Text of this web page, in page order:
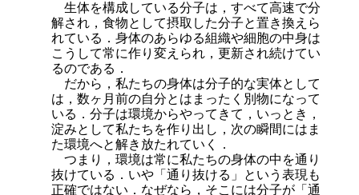
生体を構成している分子は，すべて高速で分
解され，食物として摂取した分子と置き換 えら
れている．身体のあらゆる組織や細胞の中身は
こうして常に作り変えられ，更新され続けてい
るのである．
だから，私たちの身体は分子的な実体として
は，数ヶ月前の自分とはまったく別物になって
いる．分子は環境からやってきて，いっとき，
淀みとして私たちを作り出し，次の瞬間にはま
た環境へと解き放たれていく．
つまり，環境は常に私たちの身体の中を通り
抜けている．いや「通り抜ける」という表現も
正確ではない．なぜなら，そこには分子が「通